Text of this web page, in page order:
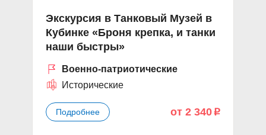
Экскурсия в Танковый Музей в
Кубинке «Броня крепка, и танки
наши быстры»
Военно-патриотические
Исторические
Подробнее от 2 340 p